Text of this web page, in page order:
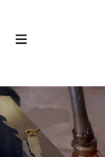
Rechercher
: